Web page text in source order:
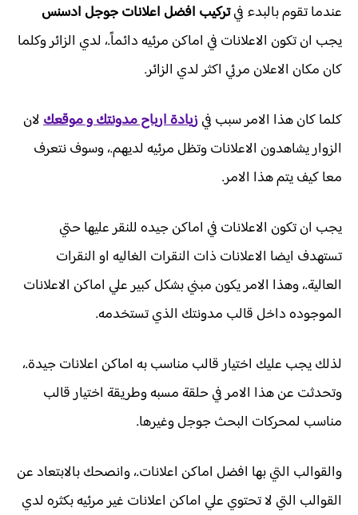
عندما تقوم بالبدء فيتركيب افضل اعلانات جوجل ادسنس
يجب ان تكون الاعلانات في اماكن مرئيه دائماً.، لدي الزائر وكلما
كان مكان الاعلان مرئي اكثر لدي الزائر.
كلما كان هذا الامر سبب فيزيادة ارباح مدونتك و موقعكلان
الزوار يشاهدون الاعلانات وتظل مرئيه لديهم.، وسوف نتعرف
معا كيف يتم هذا الامر.
يجب ان تكون الاعلانات في اماكن جيده للنقر عليها حتي
تستهدف ايضا الاعلانات ذات النقرات الغاليه او النقرات
العالية.، وهذا الامر يكون مبني بشكل كبير علي اماكن الاعلانات
الموجوده داخل قالب مدونتك الذي تستخدمه.
لذلك يجب عليك اختيار قالب مناسب به اماكن اعلانات جيدة.،
وتحدثت عن هذا الامر في حلقة مسبه وطريقة اختيار قالب
مناسب لمحركات البحث جوجل وغيرها.
والقوالب التي بها افضل اماكن اعلانات.، وانصحك بالابتعاد عن
القوالب التي لا تحتوي علي اماكن اعلانات غير مرئيه بكثره لدي